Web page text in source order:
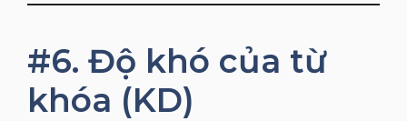
#6. Độ khó của từ
khóa (KD)